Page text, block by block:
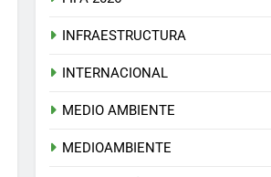
INFRAESTRUCTURA
INTERNACIONAL
MEDIO AMBIENTE
MEDIOAMBIENTE